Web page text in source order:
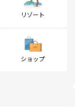
リゾート
ショップ